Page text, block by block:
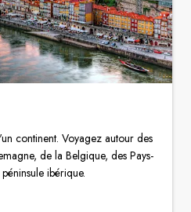
continent. Voyagez autour des
de la Belgique, des Pays-
ibérique.